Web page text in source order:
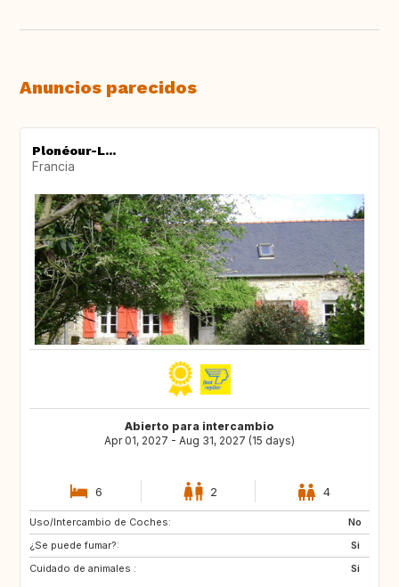
Anuncios parecidos
Plonéour-L...
Francia
Abierto para intercambio
Apr 01, 2027 - Aug 31, 2027 (15 days)
6 2 4
Uso/Intercambio de Coches:
No
¿Se puede fumar?:
Si
Cuidado de animales :
Si
ES
ES